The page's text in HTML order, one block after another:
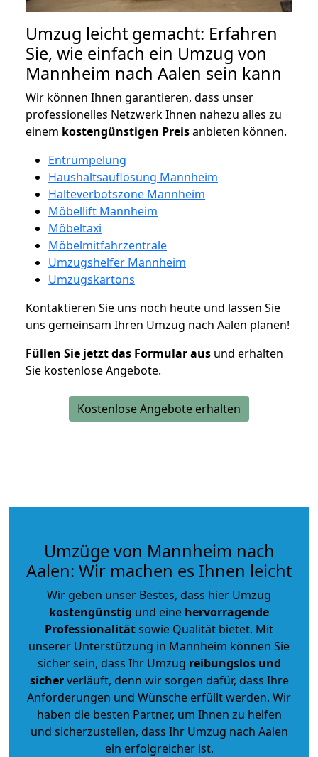
Umzug leicht gemacht: Erfahren
Sie, wie einfach ein Umzug von
Mannheim nach Aalen sein kann
Wir können Ihnen garantieren, dass unser
professionelles Netzwerk Ihnen nahezu alles zu
einem kostengünstigen Preisanbieten können.
Entrümpelung
Haushaltsauflösung Mannheim
Halteverbotszone Mannheim
Möbellift Mannheim
Möbeltaxi
Möbelmitfahrzentrale
Umzugshelfer Mannheim
Umzugskartons
Kontaktieren Sie uns noch heute und lassen Sie
uns gemeinsam Ihren Umzug nach Aalen planen!
Füllen Sie jetzt das Formular aus und erhalten
Sie kostenlose Angebote.
Kostenlose Angebote erhalten
Umzüge von Mannheim nach
Aalen: Wir machen es Ihnen leicht
Wir geben unser Bestes, dass hier Umzug
kostengünstig und eine hervorragende
Professionalitätsowie Qualität bietet. Mit
unserer Unterstützung in Mannheim können Sie
sicher sein, dass Ihr Umzug reibungslos und
sicherverläuft, denn wir sorgen dafür, dass Ihre
Anforderungen und Wünsche erfüllt werden. Wir
haben die besten Partner, um Ihnen zu helfen
und sicherzustellen, dass Ihr Umzug nach Aalen
ein erfolgreicher ist.